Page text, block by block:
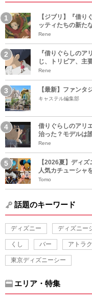
【ジブリ】『借
ッティたちの新た
Rene
『借りぐらしの
じ、トリビア、主
Rene
【最新】ファン
キャステル編集部
借りぐらしのアリ
治った？モデルは
Rene
【2026夏】ディ
人気カチューシャ
Tomo
話題のキーワード
ディズニー ディズニー
くし バー アトラ
東京ディズニーシー
エリア・特集